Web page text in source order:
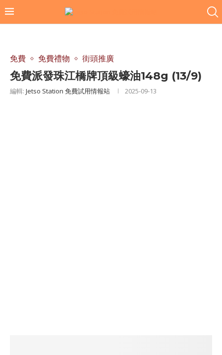
免費 免費禮物 街頭推廣
免費派發珠江橋牌頂級蠔油148g (13/9)
編輯: Jetso Station 免費試用情報站 2025-09-13